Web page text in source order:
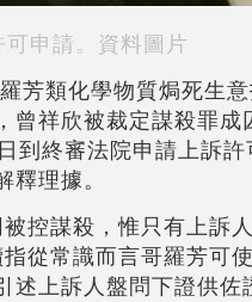
申請。資料圖片
芳類化學物質焗死生
曾祥欣被裁定謀殺罪成
到終審法院申請上訴許
理據。
控謀殺，惟只有上訴
從常識而言哥羅芳可
述上訴人盤問下證供佐